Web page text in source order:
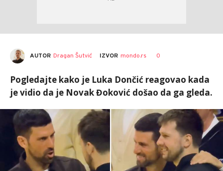
AUTOR Dragan Šutvić IZVOR mondo.rs 0
Pogledajte kako je Luka Dončić reagovao kada
je vidio da je Novak Đoković došao da ga gleda.